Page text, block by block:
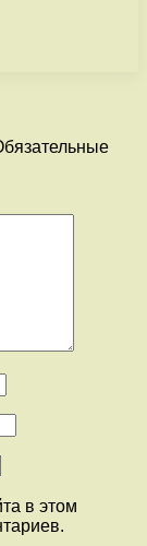
в этом